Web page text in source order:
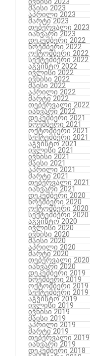
მაისი 2023
აპრილი 2023
მარტი 2023
თებერვალი 2023
იანვარი 2023
დეკემბერი 2022
ნოემბერი 2022
ოქტომბერი 2022
სექტემბერი 2022
აგვისტო 2022
ივლისი 2022
ივნისი 2022
მაისი 2022
აპრილი 2022
მარტი 2022
თებერვალი 2022
იანვარი 2022
დეკემბერი 2021
ნოემბერი 2021
ოქტომბერი 2021
სექტემბერი 2021
აგვისტო 2021
ივლისი 2021
ივნისი 2021
მაისი 2021
აპრილი 2021
მარტი 2021
თებერვალი 2021
იანვარი 2021
დეკემბერი 2020
ნოემბერი 2020
ოქტომბერი 2020
სექტემბერი 2020
აგვისტო 2020
ივლისი 2020
ივნისი 2020
მაისი 2020
აპრილი 2020
მარტი 2020
თებერვალი 2020
იანვარი 2020
დეკემბერი 2019
ნოემბერი 2019
ოქტომბერი 2019
სექტემბერი 2019
აგვისტო 2019
ივლისი 2019
ივნისი 2019
მაისი 2019
აპრილი 2019
მარტი 2019
თებერვალი 2019
იანვარი 2019
დეკემბერი 2018